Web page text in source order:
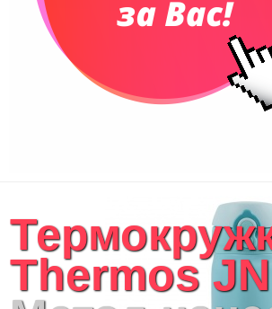
Сумки для покупок промо
Несессеры и косметички
Сумки дорожные
Текстиль для ванной комнаты
Кухонные приспособления
Кухонный текстиль
Ножи разделочные доски
Thermos